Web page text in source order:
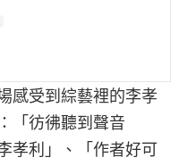
感受到綜藝裡的李孝
「彷彿聽到聲音
孝利」、「作者好可